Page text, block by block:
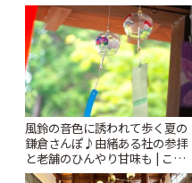
風鈴の音色に誘われて歩く夏の
鎌倉さんぽ♪由緒ある社の参拝
と老舗のひんやり甘味も | こと
りっぷ